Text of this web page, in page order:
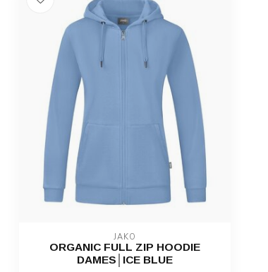
JAKO
ORGANIC FULL ZIP HOODIE
DAMES│ICE BLUE